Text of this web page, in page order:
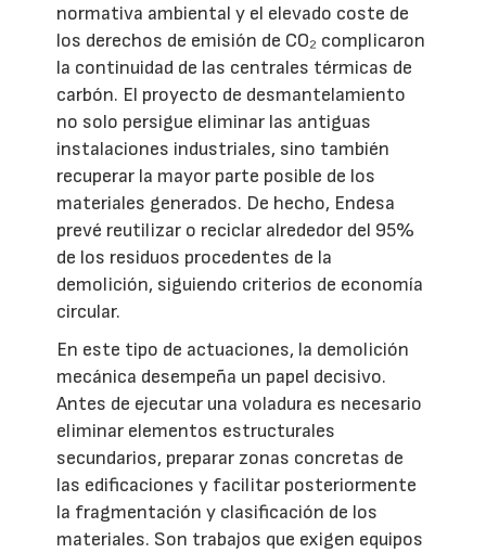
normativa ambiental y el elevado coste de
los derechos de emisión de CO₂ complicaron
la continuidad de las centrales térmicas de
carbón. El proyecto de desmantelamiento
no solo persigue eliminar las antiguas
instalaciones industriales, sino también
recuperar la mayor parte posible de los
materiales generados. De hecho, Endesa
prevé reutilizar o reciclar alrededor del 95%
de los residuos procedentes de la
demolición, siguiendo criterios de economía
circular.
En este tipo de actuaciones, la demolición
mecánica desempeña un papel decisivo.
Antes de ejecutar una voladura es necesario
eliminar elementos estructurales
secundarios, preparar zonas concretas de
las edificaciones y facilitar posteriormente
la fragmentación y clasificación de los
materiales. Son trabajos que exigen equipos